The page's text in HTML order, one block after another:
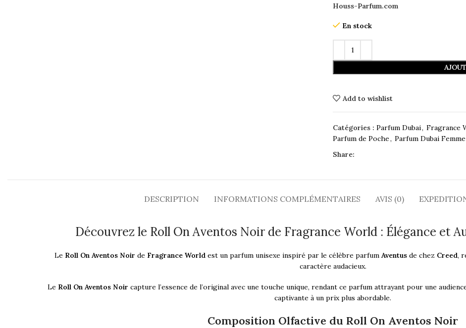
Houss-Parfum.com
En stock
Add to wishlist
Catégories : Parfum Dubai, Fragrance
Parfum de Poche, Parfum Dubai Femme
Share:
DESCRIPTION INFORMATIONS COMPLÉMENTAIRES AVIS (0)
Découvrez le Roll On Aventos Noir de Fragrance World : Élégance et
Le Roll On Aventos Noir de Fragrance Worldest un parfum unisexe inspiré par le célèbre parfum Aventusde chez Creed,
caractère audacieux.
Le Roll On Aventos Noir capture l’essence de l’original avec une touche unique, rendant ce parfum attrayant pour une
captivante à un prix plus abordable.
Composition Olfactive du Roll On Aventos Noir